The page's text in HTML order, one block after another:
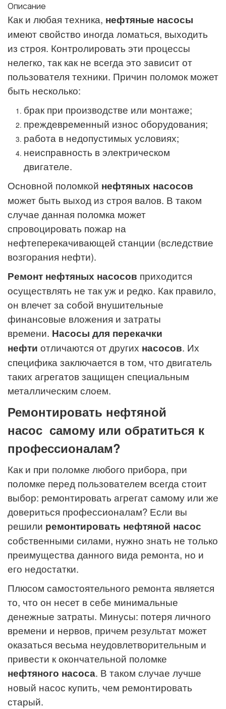
Описание
Как и любая техника, нефтяные насосы
имеют свойство иногда ломаться, выходить
из строя. Контролировать эти процессы
нелегко, так как не всегда это зависит от
пользователя техники. Причин поломок может
быть несколько:
брак при производстве или монтаже;
преждевременный износ оборудования;
работа в недопустимых условиях;
неисправность в электрическом
двигателе.
Основной поломкой нефтяных насосов
может быть выход из строя валов. В таком
случае данная поломка может
спровоцировать пожар на
нефтеперекачивающей станции (вследствие
возгорания нефти).
Ремонт нефтяных насосов приходится
осуществлять не так уж и редко. Как правило,
он влечет за собой внушительные
финансовые вложения и затраты
времени. Насосы для перекачки
нефти отличаются от других насосов. Их
специфика заключается в том, что двигатель
таких агрегатов защищен специальным
металлическим слоем.
Ремонтировать нефтяной
насос самому или обратиться к
профессионалам?
Как и при поломке любого прибора, при
поломке перед пользователем всегда стоит
выбор: ремонтировать агрегат самому или же
довериться профессионалам? Если вы
решили ремонтировать нефтяной насос
собственными силами, нужно знать не только
преимущества данного вида ремонта, но и
его недостатки.
Плюсом самостоятельного ремонта является
то, что он несет в себе минимальные
денежные затраты. Минусы: потеря личного
времени и нервов, причем результат может
оказаться весьма неудовлетворительным и
привести к окончательной поломке
нефтяного насоса. В таком случае лучше
новый насос купить, чем ремонтировать
старый.